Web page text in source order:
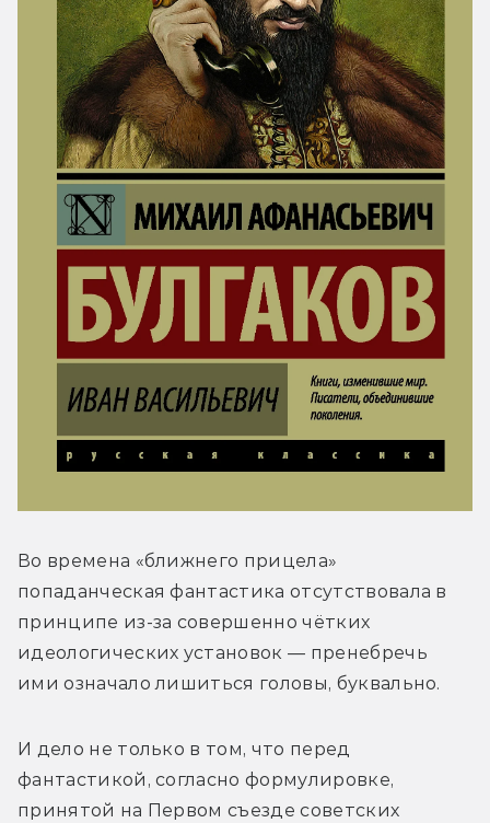
Во времена «ближнего прицела»
попаданческая фантастика отсутствовала в
принципе из-за совершенно чётких
идеологических установок — пренебречь
ими означало лишиться головы, буквально.
И дело не только в том, что перед
фантастикой, согласно формулировке,
принятой на Первом съезде советских